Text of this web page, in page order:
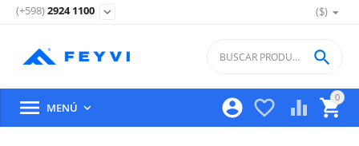
($)
(+598)2924 1100 expand_more
0

 


 MENÚ 